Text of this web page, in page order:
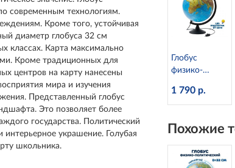
современным технологиям.
Кроме того, устойчивая
диаметр глобуса 32 см
классах. Карта максимально
Кроме традиционных для
центров на карту нанесены
мира и изучения
Представленный глобус
Это позволяет более
государства. Политический
интерьерное украшение. Голубая
школьника.
Глобус
физико-
с подсветкой
d=32 см
Globen
1 790 р.
Похожие